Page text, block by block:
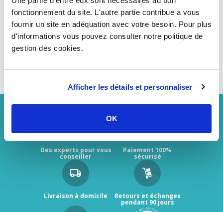
fonctionnement du site. L'autre partie contribue a vous
fournir un site en adéquation avec votre besoin. Pour plus
d'informations vous pouvez consulter notre politique de
gestion des cookies.
Afficher les détails et personnaliser
OK
Sable de filtration quartzeux 0,71 - 1,25 mm
15,86 €
HT
Des experts pour vous
conseiller
Paiement 100%
sécurisé
Livraison à domicile Retours et échanges
pendant 90 jours